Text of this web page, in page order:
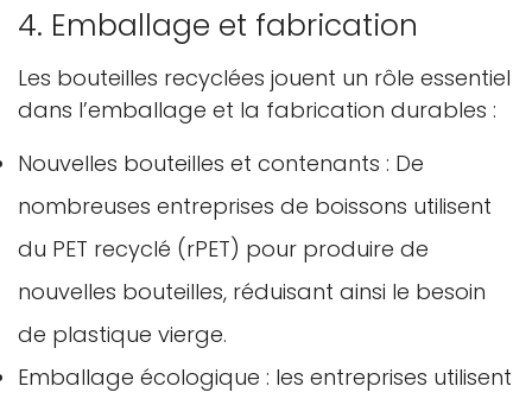
4. Emballage et fabrication
Les bouteilles recyclées jouent un rôle essentiel
dans l’emballage et la fabrication durables :
Nouvelles bouteilles et contenants : De
nombreuses entreprises de boissons utilisent
du PET recyclé (rPET) pour produire de
nouvelles bouteilles, réduisant ainsi le besoin
de plastique vierge.
Emballage écologique : les entreprises utilisent